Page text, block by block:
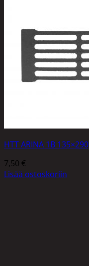
HTT ARINA 1B 135×290
7,50 €
Lisää ostoskoriin